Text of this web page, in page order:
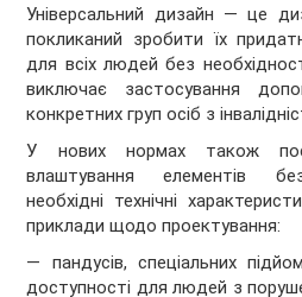
Універсальний дизайн — це
покликаний зробити їх
для всіх людей без
виключає застосування
конкретних груп осіб з
У нових нормах також
влаштування елементів
необхідні технічні
приклади щодо проектування:
— пандусів, спеціальних
доступності для людей з